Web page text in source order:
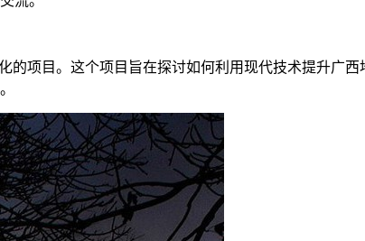
项目。这个项目旨在探讨如何利用现代技术提升广